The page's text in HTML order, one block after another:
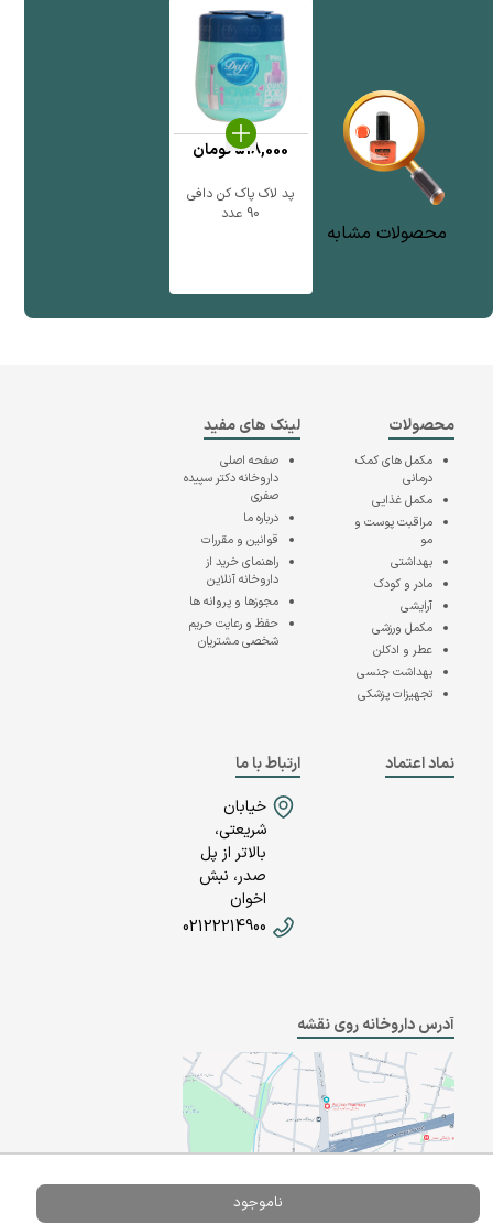
محصولات مشابه
پد لاک پاک کن دافی
90 عدد
518,000تومان
ناموجود
محصولات
مکمل های کمک
درمانی
مکمل غذایی
مراقبت پوست و
مو
بهداشتی
مادر و کودک
آرایشی
مکمل ورزشی
عطر و ادکلن
بهداشت جنسی
تجهیزات پزشکی
لینک های مفید
صفحه اصلی
داروخانه دکتر سپیده
صفری
درباره ما
قوانین و مقررات
راهنمای خرید از
داروخانه آنلاین
مجوزها و پروانه ها
حفظ و رعایت حریم
شخصی مشتریان
نماد اعتماد
ارتباط با ما
خیابان
شریعتی،
بالاتر از پل
صدر، نبش
اخوان
02122214900
آدرس داروخانه روی نقشه